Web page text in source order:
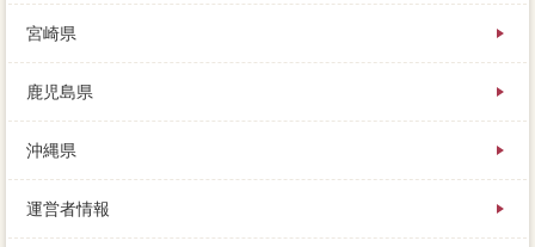
宮崎県
鹿児島県
沖縄県
運営者情報